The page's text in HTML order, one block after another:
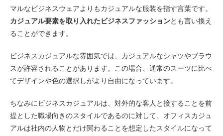
マルなビジネスウェアよりもカジュアルな服装を指す言葉です。
カジュアル要素を取り入れたビジネスファッションとも言い換え
ることができます。
ビジネスカジュアルな雰囲気では、カジュアルなシャツやブラウ
スが許容されることがあります。この場合、通常のスーツに比べ
てデザインや色の選択しがより自由になっています。
ちなみにビジネスカジュアルは、対外的な客人と接することを前
提とした職場向きのスタイルであるのに対して、オフィスカジュ
アルは社内の人物とだけ関わることを想定したスタイルになって